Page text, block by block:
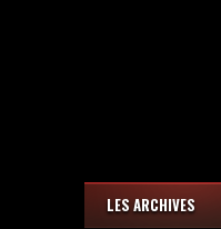
LES ARCHIVES